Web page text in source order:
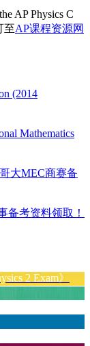
AP Physics C
至AP课程资源网
(2014
Mathematics
大MEC商赛备
备考资料领取！
2 Exam》